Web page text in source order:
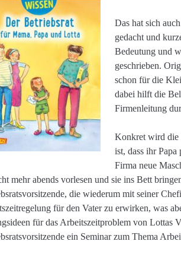
Das hat sich
gedacht und
Bedeutung und
geschrieben.
schon für die
dabei hilft die
Firmenleitung
Konkret wird die
ist, dass ihr Papa
Firma neue
mehr abends vorlesen und sie ins Bett
die wiederum mit seiner
für den Vater zu erwirken, was
für das Arbeitszeitproblem von Lottas
ein Seminar zum Thema